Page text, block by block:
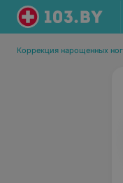
Коррекция нарощенных